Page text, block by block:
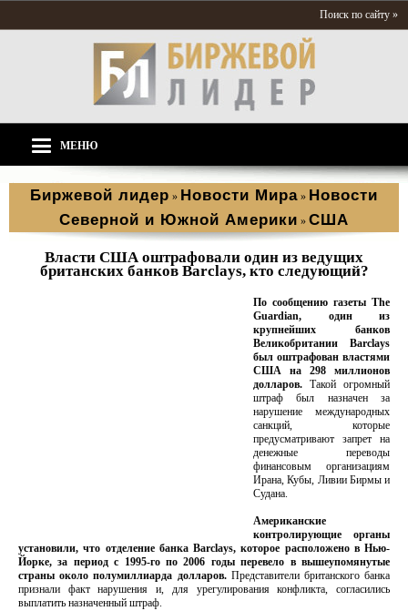
Поиск по сайту »
МЕНЮ
Биржевой лидер » Новости Мира » Новости
Северной и Южной Америки » США
Власти США оштрафовали один из ведущих
британских банков Barclays, кто следующий?
По сообщению газеты The
Guardian, один из
крупнейших банков
Великобритании Barclays
был оштрафован властями
США на 298 миллионов
долларов. Такой огромный
штраф был назначен за
нарушение международных
санкций, которые
предусматривают запрет на
денежные переводы
финансовым организациям
Ирана, Кубы, Ливии Бирмы и
Судана.
Американские
контролирующие органы
установили, что отделение банка Barclays, которое расположено в Нью-
Йорке, за период с 1995-го по 2006 годы перевело в вышеупомянутые
страны около полумиллиарда долларов.Представители британского банка
признали факт нарушения и, для урегулирования конфликта, согласились
выплатить назначенный штраф.